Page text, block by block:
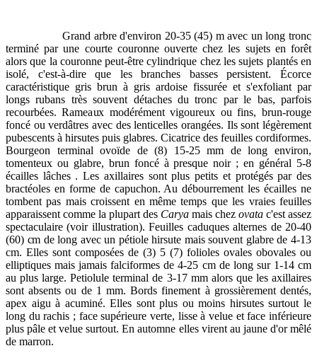
Grand arbre d'environ 20-35 (45) m avec un long tronc
terminé par une courte couronne ouverte chez les sujets en forêt
alors que la couronne peut-être cylindrique chez les sujets plantés en
isolé, c'est-à-dire que les branches basses persistent. Écorce
caractéristique gris brun à gris ardoise fissurée et s'exfoliant par
longs rubans très souvent détaches du tronc par le bas, parfois
recourbées. Rameaux modérément vigoureux ou fins, brun-rouge
foncé ou verdâtres avec des lenticelles orangées. Ils sont légèrement
pubescents à hirsutes puis glabres. Cicatrice des feuilles cordiformes.
Bourgeon terminal ovoïde de (8) 15-25 mm de long environ,
tomenteux ou glabre, brun foncé à presque noir ; en général 5-8
écailles lâches . Les axillaires sont plus petits et protégés par des
bractéoles en forme de capuchon. Au débourrement les écailles ne
tombent pas mais croissent en même temps que les vraies feuilles
apparaissent comme la plupart des Carya mais chez ovata c'est assez
spectaculaire (voir illustration). Feuilles caduques alternes de 20-40
(60) cm de long avec un pétiole hirsute mais souvent glabre de 4-13
cm. Elles sont composées de (3) 5 (7) folioles ovales obovales ou
elliptiques mais jamais falciformes de 4-25 cm de long sur 1-14 cm
au plus large. Petiolule terminal de 3-17 mm alors que les axillaires
sont absents ou de 1 mm. Bords finement à grossièrement dentés,
apex aigu à acuminé. Elles sont plus ou moins hirsutes surtout le
long du rachis ; face supérieure verte, lisse à velue et face inférieure
plus pâle et velue surtout. En automne elles virent au jaune d'or mêlé
de marron.